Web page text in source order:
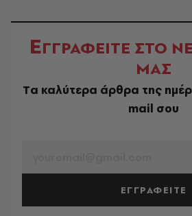
ΕΓΓΡΑΦΕΙΤΕ ΣΤΟ
ΜΑΣ
Tα καλύτερα άρθρα της
mail σου
ΕΓΓΡΑΦΕΙΤΕ